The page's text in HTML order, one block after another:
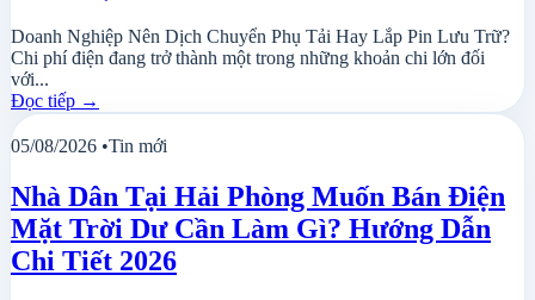
Doanh Nghiệp Nên Dịch Chuyển Phụ Tải Hay Lắp Pin Lưu Trữ?
Chi phí điện đang trở thành một trong những khoản chi lớn đối
với...
Đọc tiếp →
05/08/2026 •Tin mới
Nhà Dân Tại Hải Phòng Muốn Bán Điện
Mặt Trời Dư Cần Làm Gì? Hướng Dẫn
Chi Tiết 2026